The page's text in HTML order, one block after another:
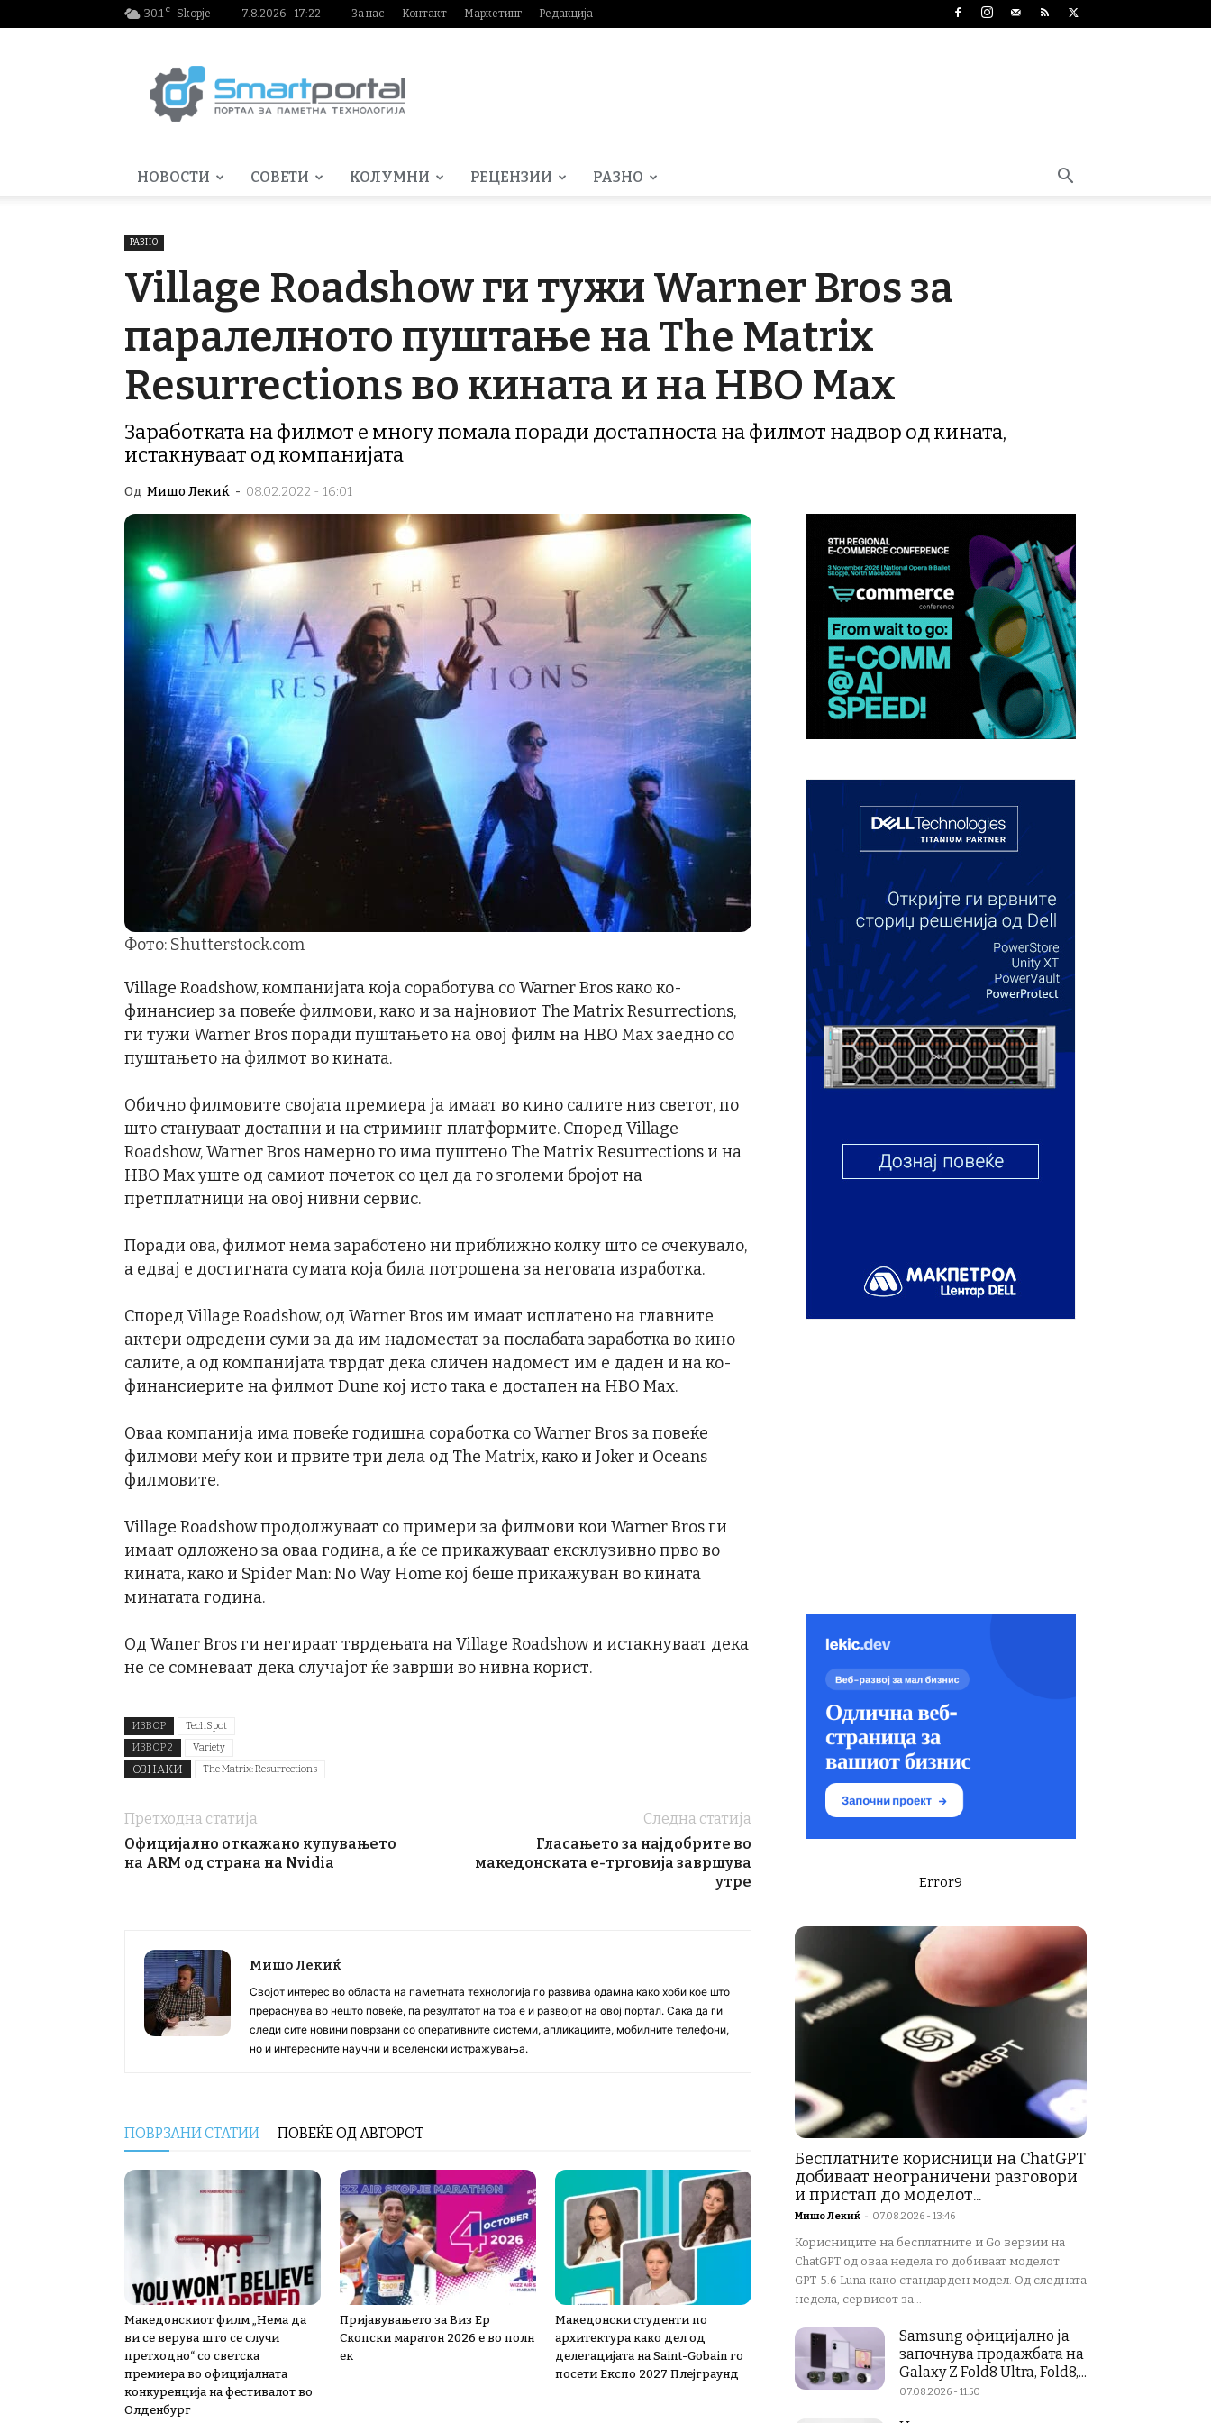
30.1 C Skopje 7.8.2026 - 17:22 За нас Контакт Маркетинг Редакција
НОВОСТИ СОВЕТИ КОЛУМНИ РЕЦЕНЗИИ РАЗНО
РАЗНО
Village Roadshow ги тужи Warner Bros за
паралелното пуштање на The Matrix
Resurrections во кината и на HBO Max
Заработката на филмот е многу помала поради достапноста на филмот надвор од кината,
истакнуваат од компанијата
Од Мишо Лекиќ - 08.02.2022 - 16:01
Фото: Shutterstock.com
Village Roadshow, компанијата која соработува со Warner Bros како ко-
финансиер за повеќе филмови, како и за најновиот The Matrix Resurrections,
ги тужи Warner Bros поради пуштањето на овој филм на HBO Max заедно со
пуштањето на филмот во кината.
Обично филмовите својата премиера ја имаат во кино салите низ светот, по
што стануваат достапни и на стриминг платформите. Според Village
Roadshow, Warner Bros намерно го има пуштено The Matrix Resurrections и на
HBO Max уште од самиот почеток со цел да го зголеми бројот на
претплатници на овој нивни сервис.
Поради ова, филмот нема заработено ни приближно колку што се очекувало,
а едвај е достигната сумата која била потрошена за неговата изработка.
Според Village Roadshow, од Warner Bros им имаат исплатено на главните
актери одредени суми за да им надоместат за послабата заработка во кино
салите, а од компанијата тврдат дека сличен надомест им е даден и на ко-
финансиерите на филмот Dune кој исто така е достапен на HBO Max.
Оваа компанија има повеќе годишна соработка со Warner Bros за повеќе
филмови меѓу кои и првите три дела од The Matrix, како и Joker и Oceans
филмовите.
Village Roadshow продолжуваат со примери за филмови кои Warner Bros ги
имаат одложено за оваа година, а ќе се прикажуваат ексклузивно прво во
кината, како и Spider Man: No Way Home кој беше прикажуван во кината
минатата година.
Од Waner Bros ги негираат тврдењата на Village Roadshow и истакнуваат дека
не се сомневаат дека случајот ќе заврши во нивна корист.
ИЗВОР
TechSpot
ИЗВОР 2
Variety
ОЗНАКИ The Matrix: Resurrections
Претходна статија
Официјално откажано купувањето
на ARM од страна на Nvidia
Следна статија
Гласањето за најдобрите во
македонската е-трговија завршува
утре
Мишо Лекиќ
Својот интерес во областа на паметната технологија го развива одамна како хоби кое што
прераснува во нешто повеќе, па резултатот на тоа е и развојот на овој портал. Сака да ги
следи сите новини поврзани со оперативните системи, апликациите, мобилните телефони,
но и интересните научни и вселенски истражувања.
ПОВРЗАНИ СТАТИИ ПОВЕЌЕ ОД АВТОРОТ
Македонскиот филм „Нема да
ви се верува што се случи
претходно“ со светска
премиера во официјалната
конкуренција на фестивалот во
Олденбург
Пријавувањето за Виз Ер
Скопски маратон 2026 е во полн
ек
Македонски студенти по
архитектура како дел од
делегацијата на Saint-Gobain го
посети Експо 2027 Плејграунд
Error9
Бесплатните корисници на ChatGPT
добиваат неограничени разговори
и пристап до моделот...
Мишо Лекиќ - 07.08.2026 - 13:46
Корисниците на бесплатните и Go верзии на
ChatGPT од оваа недела го добиваат моделот
GPT-5.6 Luna како стандарден модел. Од следната
недела, сервисот за...
Samsung официјално ја
започнува продажбата на
Galaxy Z Fold8 Ultra, Fold8,...
07.08.2026 - 11:50